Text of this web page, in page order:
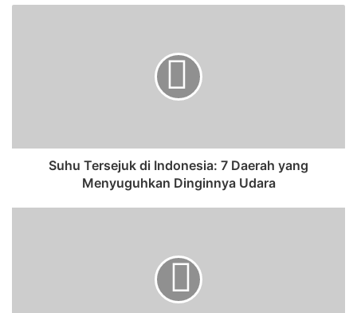
Suhu Tersejuk di Indonesia: 7 Daerah yang
Menyuguhkan Dinginnya Udara